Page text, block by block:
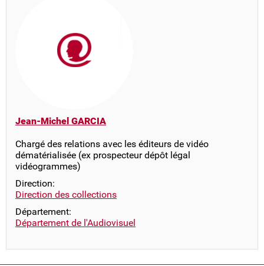
Jean-Michel GARCIA
Chargé des relations avec les éditeurs de vidéo
dématérialisée (ex prospecteur dépôt légal
vidéogrammes)
Direction:
Direction des collections
Département:
Département de l'Audiovisuel